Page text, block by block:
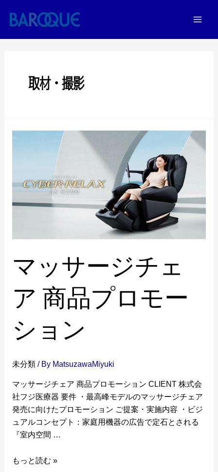
取材・撮影
マッサージチェ
ア 商品プロモー
ション
未分類 / By MatsuzawaMiyuki
マッサージチェア 商品プロモーション CLIENT 株式会
社フジ医療器 要件 ・最高峰モデルのマッサージチェア
発売に向けたプロモーション ご提案・実施内容 ・ビジ
ュアルコンセプト：家庭用機器の広告で定石とされる
『室内空間 …
もっと読む »